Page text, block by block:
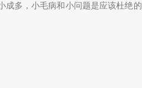
多，小毛病和小问题是应该杜